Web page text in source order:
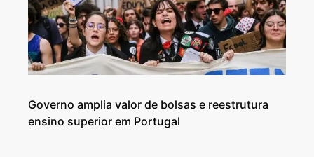
Governo amplia valor de bolsas e reestrutura
ensino superior em Portugal